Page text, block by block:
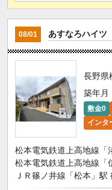
08/01 あすなろハイ
長野県
築年月
敷金0
インタ
松本電気鉄道上高地線「
松本電気鉄道上高地線「
ＪＲ篠ノ井線「松本」駅